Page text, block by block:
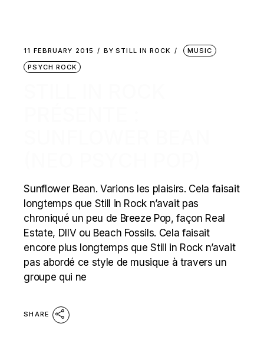
11 FEBRUARY 2015 BY STILL IN ROCK
MUSIC
PSYCH ROCK
Sunflower Bean. Varions les plaisirs. Cela faisait
longtemps que Still in Rock n’avait pas
chroniqué un peu de Breeze Pop, façon Real
Estate, DIIV ou Beach Fossils. Cela faisait
encore plus longtemps que Still in Rock n’avait
pas abordé ce style de musique à travers un
groupe qui ne
SHARE